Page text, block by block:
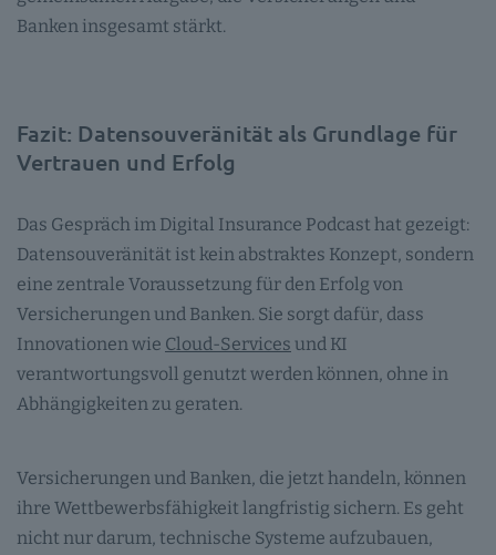
Banken insgesamt stärkt.
Fazit: Datensouveränität als Grundlage für
Vertrauen und Erfolg
Das Gespräch im Digital Insurance Podcast hat gezeigt:
Datensouveränität ist kein abstraktes Konzept, sondern
eine zentrale Voraussetzung für den Erfolg von
Versicherungen und Banken. Sie sorgt dafür, dass
Innovationen wie Cloud-Services und KI
verantwortungsvoll genutzt werden können, ohne in
Abhängigkeiten zu geraten.
Versicherungen und Banken, die jetzt handeln, können
ihre Wettbewerbsfähigkeit langfristig sichern. Es geht
nicht nur darum, technische Systeme aufzubauen,